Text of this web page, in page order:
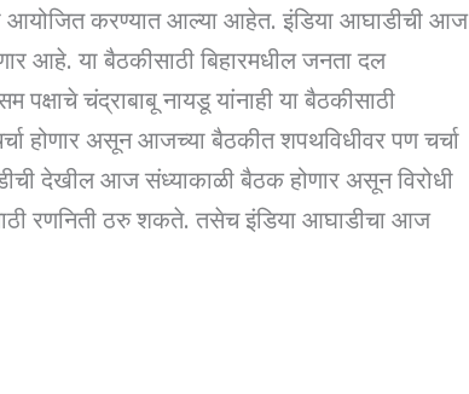
आयोजित करण्यात आल्या आहेत. इंडिया आघाडीची आज
आहे. या बैठकीसाठी बिहारमधील जनता दल
चंद्राबाबू नायडू यांनाही या बैठकीसाठी
होणार असून आजच्या बैठकीत शपथविधीवर पण चर्चा
देखील आज संध्याकाळी बैठक होणार असून विरोधी
रणनिती ठरु शकते. तसेच इंडिया आघाडीचा आज